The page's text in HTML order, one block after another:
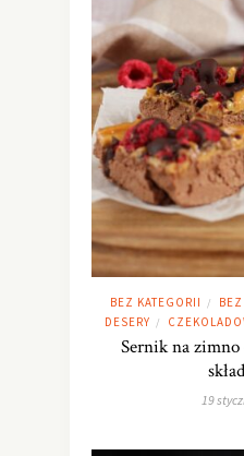
BEZ KATEGORII /
DESERY /
Sernik na zimno
19